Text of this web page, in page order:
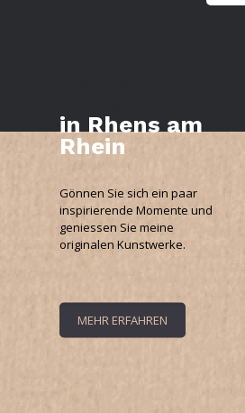
in Rhens am
Rhein
Gönnen Sie sich ein paar
inspirierende Momente und
geniessen Sie meine
originalen Kunstwerke.
MEHR ERFAHREN